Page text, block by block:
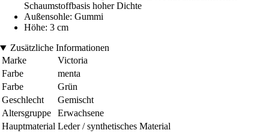
Schaumstoffbasis hoher Dichte
Außensohle: Gummi
Höhe: 3 cm
Zusätzliche Informationen
Marke
Victoria
Farbe
menta
Farbe
Grün
Geschlecht
Gemischt
Altersgruppe
Erwachsene
Hauptmaterial Leder / synthetisches Material